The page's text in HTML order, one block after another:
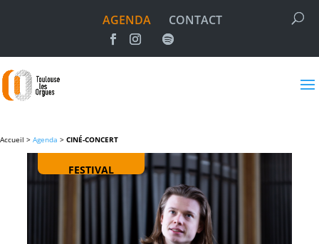
AGENDA CONTACT
Accueil > Agenda > CINÉ-CONCERT
FESTIVAL